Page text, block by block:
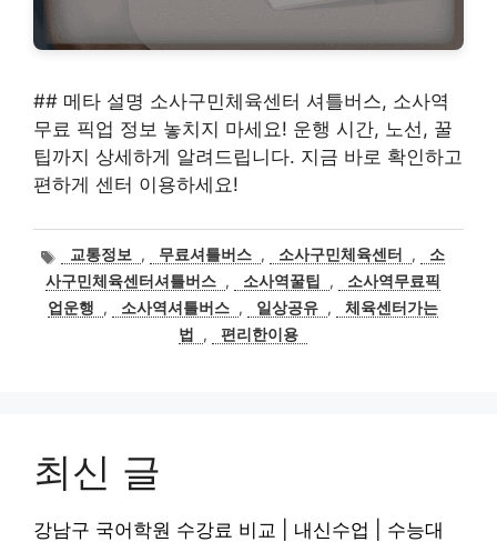
## 메타 설명 소사구민체육센터 셔틀버스, 소사역
무료 픽업 정보 놓치지 마세요! 운행 시간, 노선, 꿀
팁까지 상세하게 알려드립니다. 지금 바로 확인하고
편하게 센터 이용하세요!
태
그
교통정보 , 무료셔틀버스 , 소사구민체육센터 ,
소
사구민체육센터셔틀버스 , 소사역꿀팁 ,
소사역무료픽
업운행
, 소사역셔틀버스 , 일상공유 ,
체육센터가는
법
, 편리한이용
최신 글
강남구 국어학원 수강료 비교 | 내신수업 | 수능대